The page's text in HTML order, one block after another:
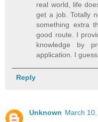
real world, life
get a job. Totally
something extra
good route. I
knowledge by
application. I
Reply
Unknown March